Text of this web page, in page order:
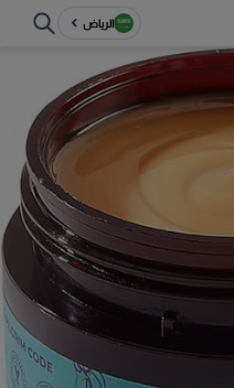
الرياض